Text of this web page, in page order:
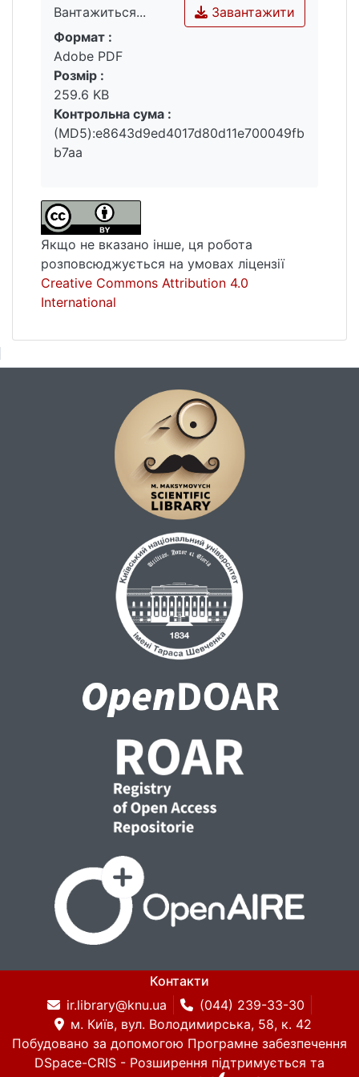
обґрунтування стратегії і дій щодо їх
охорони. Систематизовані відомості про
озерні родовища сапропелю будуть цікаві
для потенційних інвесторів.
Вантажиться...
Вантажиться...
Завантажити
Формат :
Adobe PDF
Розмір :
259.6 KB
Контрольна сума :
(MD5):e8643d9ed4017d80d11e700049fb
b7aa
Якщо не вказано інше, ця робота
розповсюджується на умовах ліцензії
Creative Commons Attribution 4.0
International
Контакти
ir.library@knu.ua
(044) 239-33-30
м. Київ, вул. Володимирська, 58, к. 42
Побудовано за допомогою Програмне забезпечення
DSpace-CRIS - Розширення підтримується та